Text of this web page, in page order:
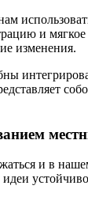
и
изменения.
и в